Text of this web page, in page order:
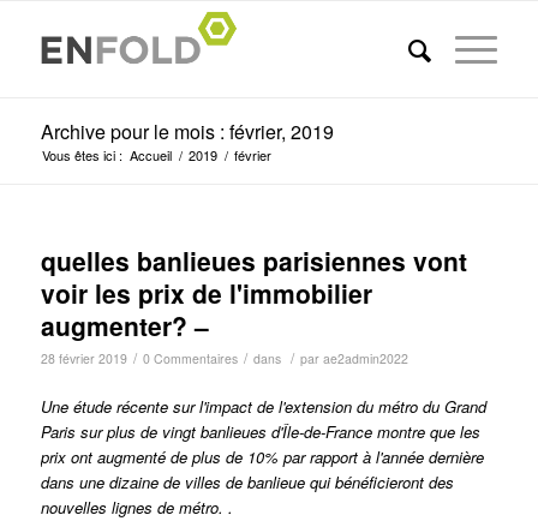
Archive pour le mois : février, 2019
Vous êtes ici : Accueil / 2019 / février
quelles banlieues parisiennes vont
voir les prix de l'immobilier
augmenter? –
28 février 2019 / 0 Commentaires / dans / par ae2admin2022
Une étude récente sur l'impact de l'extension du métro du Grand
Paris sur plus de vingt banlieues d'Île-de-France montre que les
prix ont augmenté de plus de 10% par rapport à l'année dernière
dans une dizaine de villes de banlieue qui bénéficieront des
nouvelles lignes de métro. .